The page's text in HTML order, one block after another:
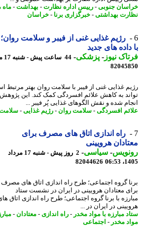
جنوبی-رییس اداره نظارت- بهداشت -ماه
بهداشتی-خبرگزاری برنا-خراسان
رژیم غذایی غنی از فیبر و سلامت روان؛
های جدید
نیوز-پزشکی-44 ساعت پیش - شنبه 17 مرداد 1405، 10:25
غذایی غنی از فیبر با سلامت روان بهتر مرتبط
به کاهش علائم افسردگی کمک کند. این پژوهش بر
شده و نقش الگوهای غذایی پُر فیبر ...
افسردگی -سلامت روان - رژیم غذایی- سلامت-
راه اندازی اتاق های مصرف برای
هرویینی
-سیاسی-
2 روز پیش - شنبه 17 مرداد
82044626
گروه اجتماعی؛ طرح راه اندازی اتاق های مصرف
معتادان هرویینی در ایران در نشست ستاد
با برنا گروه اجتماعی؛ طرح راه اندازی اتاق های
در ایران در ...
مبارزه با مواد مخدر-راه اندازی- معتادان- مبارزه
مخدر-اجتماعی